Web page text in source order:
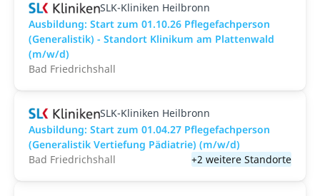
SLK-Kliniken Heilbronn
Ausbildung: Start zum 01.10.26 Pflegefachperson
(Generalistik) - Standort Klinikum am Plattenwald
(m/w/d)
Bad Friedrichshall
SLK-Kliniken Heilbronn
Ausbildung: Start zum 01.04.27 Pflegefachperson
(Generalistik Vertiefung Pädiatrie) (m/w/d)
Bad Friedrichshall
+2 weitere Standorte